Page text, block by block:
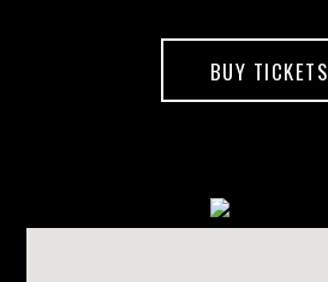
BUY TICKETS